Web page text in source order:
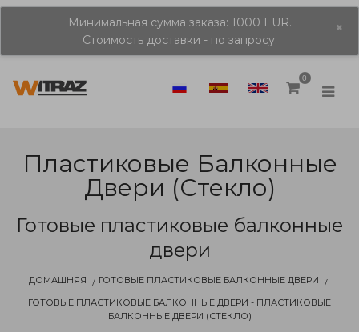
Минимальная сумма заказа: 1000 EUR.
Стоимость доставки - по запросу.
×
0
Пластиковые Балконные
Двери (стекло)
Готовые пластиковые балконные
двери
ДОМАШНЯЯ
ГОТОВЫЕ ПЛАСТИКОВЫЕ БАЛКОННЫЕ ДВЕРИ
ГОТОВЫЕ ПЛАСТИКОВЫЕ БАЛКОННЫЕ ДВЕРИ - ПЛАСТИКОВЫЕ
БАЛКОННЫЕ ДВЕРИ (СТЕКЛО)